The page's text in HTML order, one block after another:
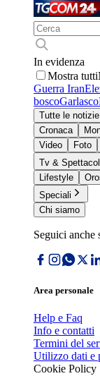
In evidenza
Mostra tutti
Guerra Iran
boscoGarlasco
Tutte le
Cronaca
Video
Foto
Tv &
Lifestyle
Speciali
Chi siamo
Seguici anche
Area personale
Help e Faq
Info e contatti
Termini del
Utilizzo dati e
Cookie Policy